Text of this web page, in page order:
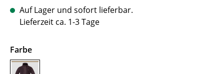
Auf Lager und sofort lieferbar.
Lieferzeit ca. 1-3 Tage
Farbeauswählen